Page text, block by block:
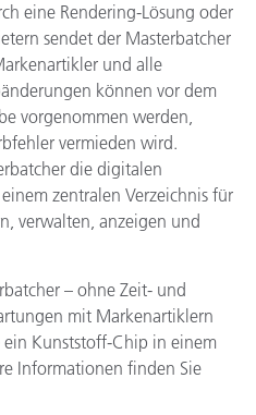
eine Rendering-Lösung oder
sendet der Masterbatcher
und alle
können vor dem
vorgenommen werden,
vermieden wird.
die digitalen
zentralen Verzeichnis für
verwalten, anzeigen und
– ohne Zeit- und
mit Markenartiklern
Kunststoff-Chip in einem
Informationen finden Sie